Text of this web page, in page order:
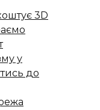
3D
у
до